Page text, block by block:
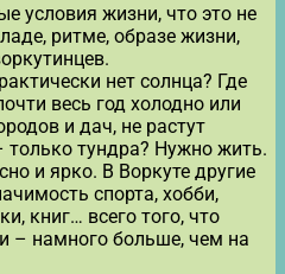
условия жизни, что это не
ритме, образе жизни,
нет солнца? Где
весь год холодно или
и дач, не растут
только тундра? Нужно жить.
и ярко. В Воркуте другие
спорта, хобби,
книг… всего того, что
– намного больше, чем на